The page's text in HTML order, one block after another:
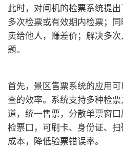
此时，对闸机的检票系统提
多次检票或有效期内检票；
卖给他人，赚差价；解决多
题。
首先，景区售票系统的应用
查的效率。系统支持多种检
道，统一售票，分散单票窗
检票口，可刷卡、身份证、
成本，降低验票错误率。